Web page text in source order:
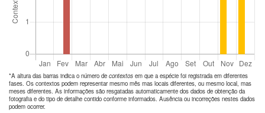
*A altura das barras indica o número de contextos em que a espécie foi registrada em diferentes
fases. Os contextos podem representar mesmo mês mas locais diferentes, ou mesmo local, mas
meses diferentes. As informações são resgatadas automaticamente dos dados de obtenção da
fotografia e do tipo de detalhe contido conforme informados. Ausência ou incorreções nestes dados
podem ocorrer.